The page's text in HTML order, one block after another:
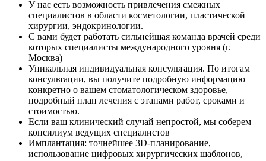
У нас есть возможность привлечения смежных
специалистов в области косметологии, пластической
хирургии, эндокринологии.
С вами будет работать сильнейшая команда врачей среди
которых специалисты международного уровня (г.
Москва)
Уникальная индивидуальная консультация. По итогам
консультации, вы получите подробную информацию
конкретно о вашем стоматологическом здоровье,
подробный план лечения с этапами работ, сроками и
стоимостью.
Если ваш клинический случай непростой, мы соберем
консилиум ведущих специалистов
Имплантация: точнейшее 3D-планирование,
использование цифровых хирургических шаблонов,